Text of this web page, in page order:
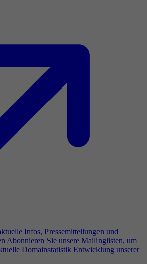
Infos, Pressemitteilungen und
Abonnieren Sie unsere Mailinglisten, um
Domainstatistik Entwicklung unserer